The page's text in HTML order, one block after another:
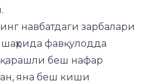
навбатдаги зарбалари
фавқулодда
қарашли беш нафар
яна беш киши